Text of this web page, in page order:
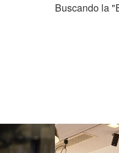
Buscando la